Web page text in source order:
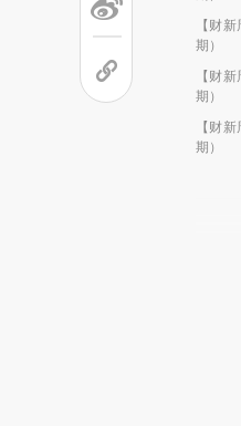
【财
期）
【财
期）
【财
期）